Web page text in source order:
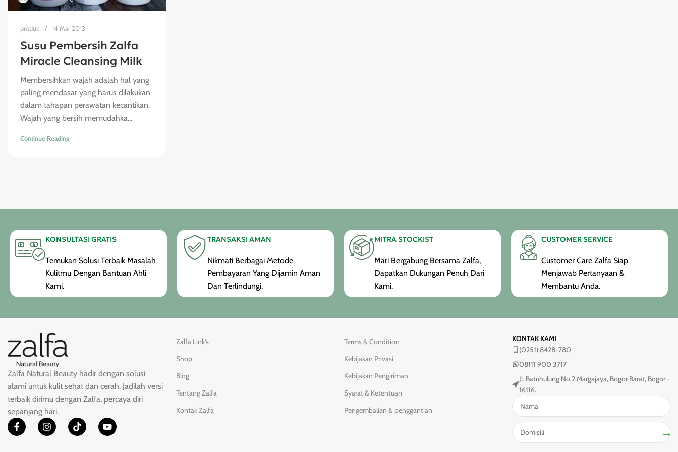
produk 14 Mar 2013
Susu Pembersih Zalfa
Miracle Cleansing Milk
Membersihkan wajah adalah hal yang
paling mendasar yang harus dilakukan
dalam tahapan perawatan kecantikan.
Wajah yang bersih memudahka...
Continue Reading
KONSULTASI GRATIS
Temukan Solusi Terbaik Masalah
Kulitmu Dengan Bantuan Ahli
Kami.
TRANSAKSI AMAN
Nikmati Berbagai Metode
Pembayaran Yang Dijamin Aman
Dan Terlindungi.
MITRA STOCKIST
Mari Bergabung Bersama Zalfa,
Dapatkan Dukungan Penuh Dari
Kami.
CUSTOMER SERVICE
Customer Care Zalfa Siap
Menjawab Pertanyaan &
Membantu Anda.
Zalfa Natural Beauty hadir dengan solusi
alami untuk kulit sehat dan cerah. Jadilah versi
terbaik dirimu dengan Zalfa, percaya diri
sepanjang hari.
Zalfa Link's
Shop
Blog
Tentang Zalfa
Kontak Zalfa
Terms & Condition
Kebijakan Privasi
Kebijakan Pengiriman
Syarat & Ketentuan
Pengembalian & penggantian
KONTAK KAMI
(0251) 8428-780
08111 900 3717
Jl. Batuhulung No.2 Margajaya, Bogor Barat, Bogor -
16116.
→